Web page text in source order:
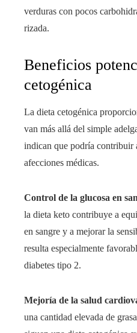
verduras con pocos
rizada.
Beneficios
cetogénica
La dieta cetogénica
van más allá del simple
indican que podría contribuir
afecciones médicas.
Control de la glucosa en
la dieta keto contribuye a
en sangre y a mejorar la
resulta especialmente
diabetes tipo 2.
Mejoría de la salud
una cantidad elevada de